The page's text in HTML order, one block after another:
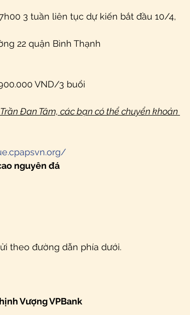
3 tuần liên tục dự kiến bắt đầu 10/4,
22 quận Bình Thạnh
VND/3 buổi
Đan Tâm, các bạn có thể chuyển khoản
nguyên đá
theo đường dẫn phía dưới.
Vượng VPBank